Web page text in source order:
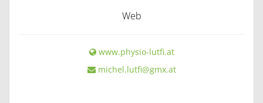
Web
www.physio-lutfi.at
michel.lutfi@gmx.at